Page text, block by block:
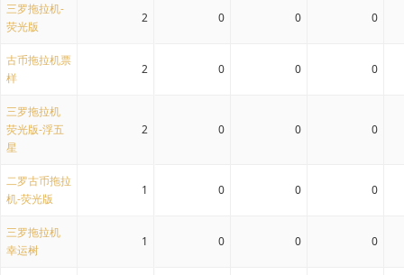
三罗拖拉机-
荧光版
2 0 0 0
古币拖拉机票
样
2 0 0 0
三罗拖拉机
荧光版-浮五
星
2 0 0 0
二罗古币拖拉
机-荧光版
1 0 0 0
三罗拖拉机
幸运树
1 0 0 0